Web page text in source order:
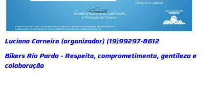
Luciano Carneiro (organizador) (19)99297-8612
Bikers Rio Pardo - Respeito, comprometimento, gentileza e
colaboração